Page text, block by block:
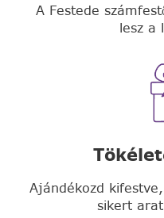
A Festede
lesz a
Ajándékozd
sikert